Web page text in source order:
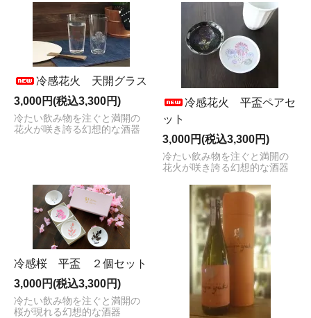
冷感花火 天開グラス
3,000円(税込3,300円)
冷たい飲み物を注ぐと満開の
花火が咲き誇る幻想的な酒器
冷感花火 平盃ペアセ
ット
3,000円(税込3,300円)
冷たい飲み物を注ぐと満開の
花火が咲き誇る幻想的な酒器
冷感桜 平盃 ２個セット
3,000円(税込3,300円)
冷たい飲み物を注ぐと満開の
桜が現れる幻想的な酒器